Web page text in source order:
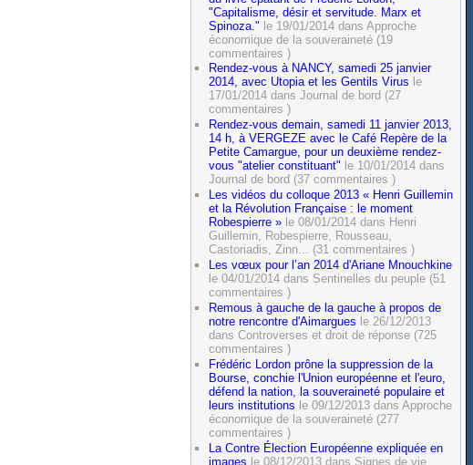
"Capitalisme, désir et servitude. Marx et
Spinoza." le 19/01/2014 dans Approche
économique de la souveraineté (19
commentaires )
Rendez-vous à NANCY, samedi 25 janvier
2014, avec Utopia et les Gentils Virus le
17/01/2014 dans Journal de bord (27
commentaires )
Rendez-vous demain, samedi 11 janvier 2013,
14 h, à VERGEZE avec le Café Repère de la
Petite Camargue, pour un deuxième rendez-
vous "atelier constituant" le 10/01/2014 dans
Journal de bord (37 commentaires )
Les vidéos du colloque 2013 « Henri Guillemin
et la Révolution Française : le moment
Robespierre » le 08/01/2014 dans Henri
Guillemin, Robespierre, Rousseau,
Castoriadis, Zinn... (31 commentaires )
Les vœux pour l’an 2014 d'Ariane Mnouchkine
le 04/01/2014 dans Sentinelles du peuple (51
commentaires )
Remous à gauche de la gauche à propos de
notre rencontre d'Aimargues le 26/12/2013
dans Controverses et droit de réponse (725
commentaires )
Frédéric Lordon prône la suppression de la
Bourse, conchie l'Union européenne et l'euro,
défend la nation, la souveraineté populaire et
leurs institutions le 09/12/2013 dans Approche
économique de la souveraineté (277
commentaires )
La Contre Élection Européenne expliquée en
images le 08/12/2013 dans Signes de vie